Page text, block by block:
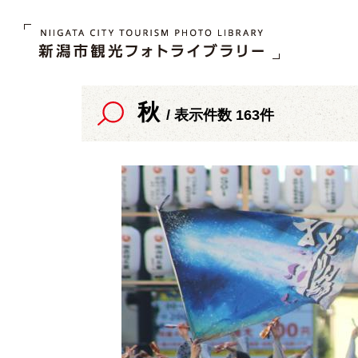
秋 / 表示件数 163件